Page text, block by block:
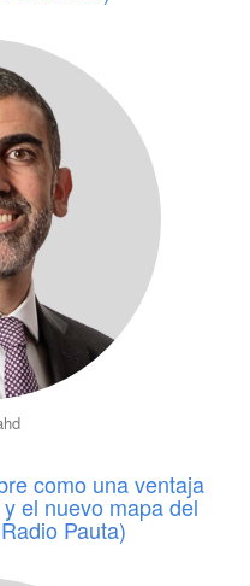
como una ventaja
el nuevo mapa del
Pauta)